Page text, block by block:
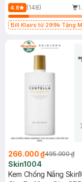
4.8 (148)
Bill Klairs từ 299k Tặng
25ml (SL Có Hạn)
266.000 ₫495.000 ₫
Skin1004
Kem Chống Nắng